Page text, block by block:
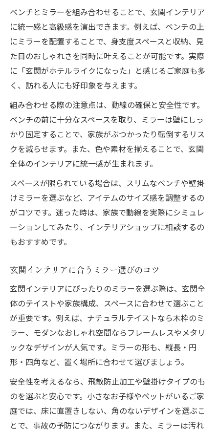
ベンチとミラーを組み合わせることで、玄関インテリア
に統一感と高級感を演出できます。例えば、ベンチの上
にミラーを配置することで、身支度スペースと収納、見
た目のおしゃれさを同時に叶えることが可能です。実際
に「玄関がホテルライクになった」と感じるご家庭も多
く、訪れる人にも好印象を与えます。
組み合わせる際の注意点は、動線の確保と安全性です。
ベンチの前に十分なスペースを取り、ミラーは壁にしっ
かり固定することで、家族がぶつかったり転倒するリス
クを減らせます。また、色や素材を揃えることで、玄関
全体のインテリアに統一感が生まれます。
スペースが限られている場合は、スリムなベンチや壁掛
けミラーを選ぶなど、アイテムのサイズ感を調整するの
がコツです。迷った時は、家族で動線を実際にシミュレ
ーションしてみたり、インテリアショップに相談するの
もおすすめです。
玄関インテリアに合うミラー選びのコツ
玄関インテリアにぴったりのミラーを選ぶ際は、玄関全
体のテイストや家族構成、スペースに合わせて選ぶこと
が重要です。例えば、ナチュラルテイストなら木枠のミ
ラー、モダンなおしゃれ空間ならフレームレスやメタリ
ックなデザインが人気です。ミラーの形も、縦長・円
形・四角など、置く場所に合わせて選びましょう。
安全性を考えるなら、飛散防止加工や壁掛けタイプのも
のを選ぶと安心です。小さなお子様やペットがいるご家
庭では、床に直置きしない、角のないデザインを選ぶこ
とで、事故の予防につながります。また、ミラーは汚れ